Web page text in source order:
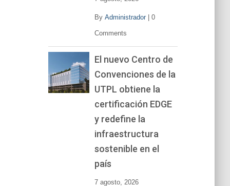
By Administrador| 0
Comments
El nuevo Centro de
Convenciones de la
UTPL obtiene la
certificación EDGE
y redefine la
infraestructura
sostenible en el
país
7 agosto, 2026